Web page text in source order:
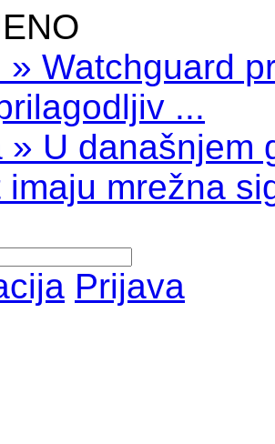
» Watchguard
...
» U današnjem
imaju mrežna
Prijava